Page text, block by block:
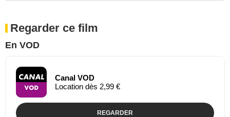
Regarder ce film
En VOD
Canal VOD
Location dès 2,99 €
REGARDER